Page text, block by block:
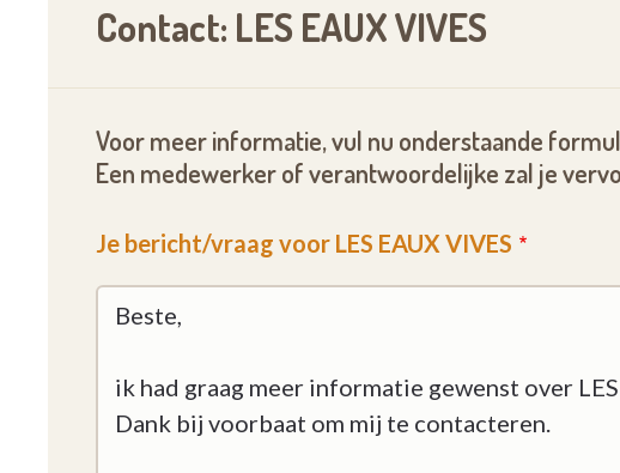
Contact: LES EAUX VIVES
Voor meer informatie, vul nu onderstaande
Een medewerker of verantwoordelijke zal je
Je bericht/vraag voor LES EAUX VIVES